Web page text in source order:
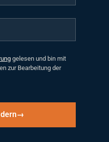
gelesen und bin mit
zur Bearbeitung der